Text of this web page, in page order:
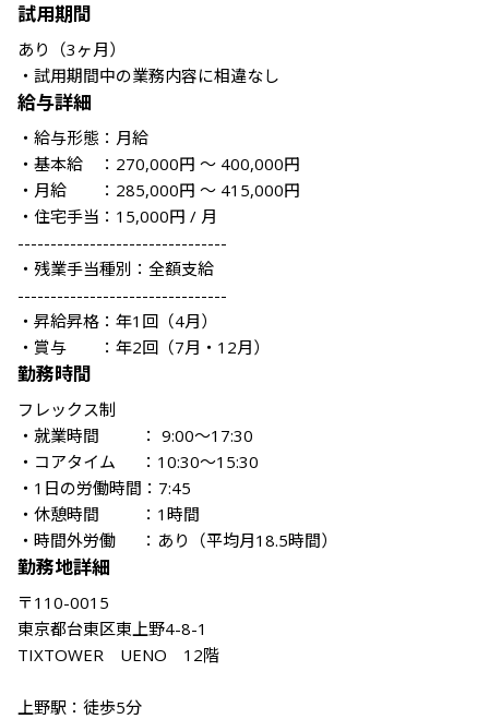
試用期間
あり（3ヶ月）
・試用期間中の業務内容に相違なし
給与詳細
・給与形態：月給
・基本給　：270,000円 ～ 400,000円
・月給　　：285,000円 ～ 415,000円
・住宅手当：15,000円 / 月
--------------------------------
・残業手当種別：全額支給
--------------------------------
・昇給昇格：年1回（4月）
・賞与　　：年2回（7月・12月）
勤務時間
フレックス制
・就業時間　　  ： 9:00～17:30
・コアタイム　  ：10:30～15:30
・1日の労働時間：7:45
・休憩時間　　  ：1時間
・時間外労働　  ：あり（平均月18.5時間）
勤務地詳細
〒110-0015
東京都台東区東上野4-8-1
TIXTOWER　UENO　12階
上野駅：徒歩5分